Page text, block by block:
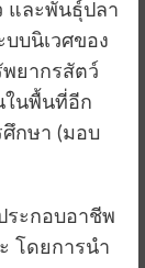
และพันธุ์ปลา
บนิเวศของ
ยากรสัตว์
ในพื้นที่อีก
ศึกษา (มอบ
ระกอบ​อาชีพ
โดยการนำ